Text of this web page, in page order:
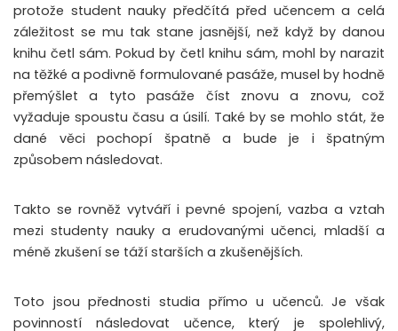
protože student nauky předčítá před učencem a celá
záležitost se mu tak stane jasnější, než když by danou
knihu četl sám. Pokud by četl knihu sám, mohl by narazit
na těžké a podivně formulované pasáže, musel by hodně
přemýšlet a tyto pasáže číst znovu a znovu, což
vyžaduje spoustu času a úsilí. Také by se mohlo stát, že
dané věci pochopí špatně a bude je i špatným
způsobem následovat.
Takto se rovněž vytváří i pevné spojení, vazba a vztah
mezi studenty nauky a erudovanými učenci, mladší a
méně zkušení se táží starších a zkušenějších.
Toto jsou přednosti studia přímo u učenců. Je však
povinností následovat učence, který je spolehlivý,